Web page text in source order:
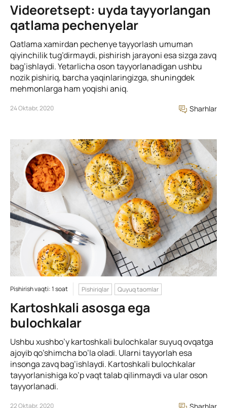
Videoretsept: uyda tayyorlangan
qatlama pechenyelar
Qatlama xamirdan pechenye tayyorlash umuman
qiyinchilik tug’dirmaydi, pishirish jarayoni esa sizga zavq
bag’ishlaydi. Yetarlicha oson tayyorlanadigan ushbu
nozik pishiriq, barcha yaqinlaringizga, shuningdek
mehmonlarga ham yoqishi aniq.
24 Oktabr, 2020 Sharhlar
Pishirish vaqti: 1 soat Pishiriqlar Quyuq taomlar
Kartoshkali asosga ega
bulochkalar
Ushbu xushbo’y kartoshkali bulochkalar suyuq ovqatga
ajoyib qo’shimcha bo’la oladi. Ularni tayyorlah esa
insonga zavq bag’ishlaydi. Kartoshkali bulochkalar
tayyorlanishiga ko’p vaqt talab qilinmaydi va ular oson
tayyorlanadi.
22 Oktabr, 2020